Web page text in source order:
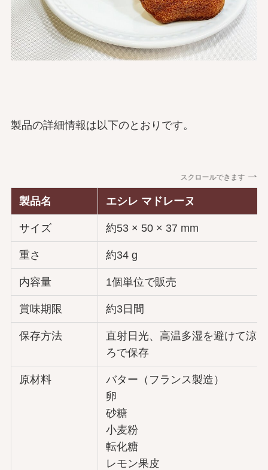
製品の詳細情報は以下のとおりです。
スクロールできます
製品名 エシレ マドレーヌ
サイズ 約53 × 50 × 37 mm
重さ 約34 g
内容量 1個単位で販売
賞味期限 約3日間
保存方法
直射日光、高温多湿を避けて涼
ろで保存
原材料
バター（フランス製造）
卵
砂糖
小麦粉
転化糖
レモン果皮